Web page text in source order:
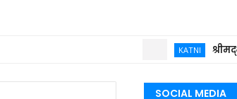
SOCIAL MEDIA